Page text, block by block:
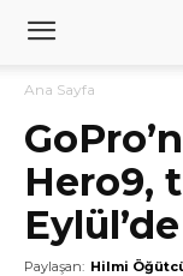
Ana Sayfa
Hero9,
Paylaşan: Hilmi